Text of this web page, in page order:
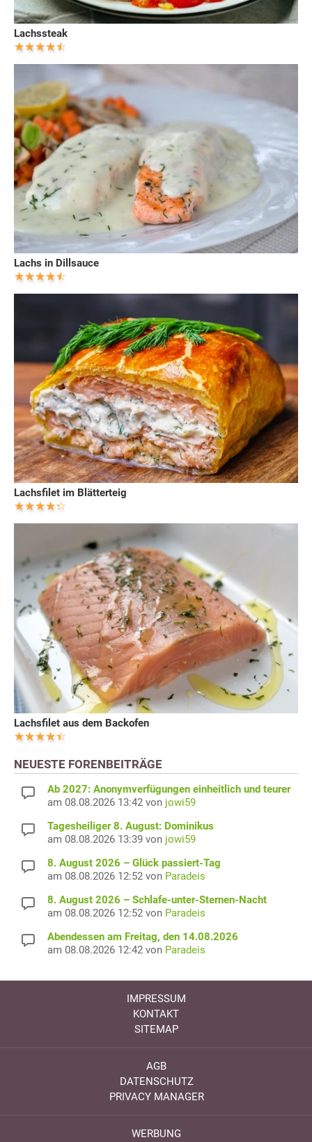
Lachssteak
Lachs in Dillsauce
Lachsfilet im Blätterteig
Lachsfilet aus dem Backofen
NEUESTE FORENBEITRÄGE
Ab 2027: Anonymverfügungen einheitlich und teurer
am 08.08.2026 13:42 von jowi59
Tagesheiliger 8. August: Dominikus
am 08.08.2026 13:39 von jowi59
8. August 2026 – Glück passiert-Tag
am 08.08.2026 12:52 von Paradeis
8. August 2026 – Schlafe-unter-Sternen-Nacht
am 08.08.2026 12:52 von Paradeis
Abendessen am Freitag, den 14.08.2026
am 08.08.2026 12:42 von Paradeis
IMPRESSUM
KONTAKT
SITEMAP
AGB
DATENSCHUTZ
PRIVACY MANAGER
WERBUNG